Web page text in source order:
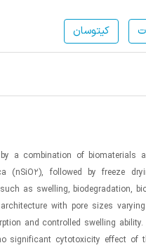
کیتوسان
a combination of biomaterials
followed by freeze
as swelling, biodegradation,
with pore sizes
and controlled swelling
significant cytotoxicity effect of